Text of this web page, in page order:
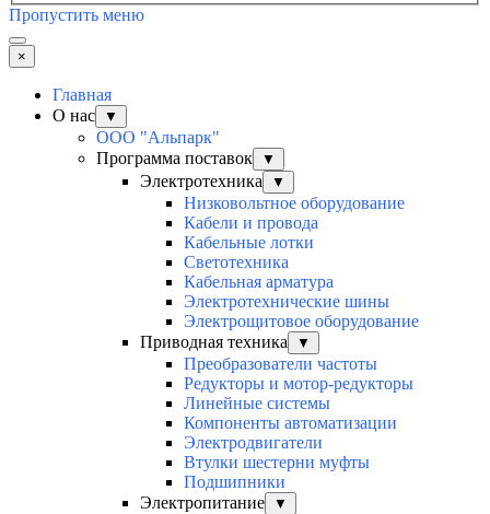
Пропустить меню
×
Главная
О нас
▼
ООО "Альпарк"
Программа поставок
▼
Электротехника ▼
Низковольтное оборудование
Кабели и провода
Кабельные лотки
Светотехника
Кабельная арматура
Электротехнические шины
Электрощитовое оборудование
Приводная техника
▼
Преобразователи частоты
Редукторы и мотор-редукторы
Линейные системы
Компоненты автоматизации
Электродвигатели
Втулки шестерни муфты
Подшипники
Электропитание
▼